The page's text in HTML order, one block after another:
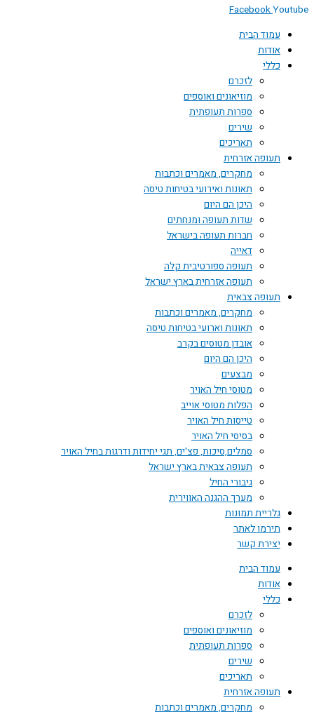
Facebook
עמוד הבית
אודות
כללי
לזכרם
מוזיאונים ואוספים
ספרות תעופתית
שירים
תאריכים
תעופה אזרחית
מחקרים, מאמרים וכתבות
תאונות ואירועי בטיחות טיסה
היכן הם היום
שדות תעופה ומנחתים
חברות תעופה בישראל
דאייה
תעופה ספורטיבית קלה
תעופה אזרחית בארץ ישראל
תעופה צבאית
מחקרים, מאמרים וכתבות
תאונות וארועי בטיחות טיסה
אובדן מטוסים בקרב
היכן הם היום
מבצעים
מטוסי חיל האויר
הפלות מטוסי אוייב
טייסות חיל האויר
בסיסי חיל האויר
סמלים,סיכות, פצ'ים, תגי יחידות ודרגות בחיל האויר
תעופה צבאית בארץ ישראל
גיבורי החיל
מערך ההגנה האווירית
גלריית תמונות
תירמו לאתר
יצירת קשר
עמוד הבית
אודות
כללי
לזכרם
מוזיאונים ואוספים
ספרות תעופתית
שירים
תאריכים
תעופה אזרחית
מחקרים, מאמרים וכתבות